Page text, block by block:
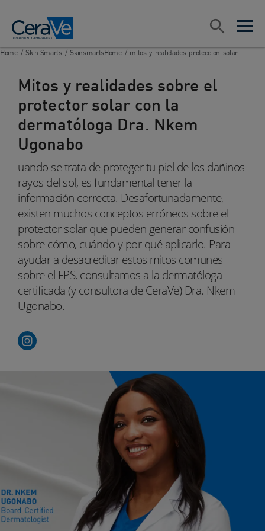
open
open
Search
Home / Skin Smarts / SkinsmartsHome / mitos-y-realidades-proteccion-solar
Mitos y realidades sobre el
protector solar con la
dermatóloga Dra. Nkem
Ugonabo
uando se trata de proteger tu piel de los dañinos
rayos del sol, es fundamental tener la
información correcta. Desafortunadamente,
existen muchos conceptos erróneos sobre el
protector solar que pueden generar confusión
sobre cómo, cuándo y por qué aplicarlo. Para
ayudar a desacreditar estos mitos comunes
sobre el FPS, consultamos a la dermatóloga
certificada (y consultora de CeraVe) Dra. Nkem
Ugonabo.
Instagram